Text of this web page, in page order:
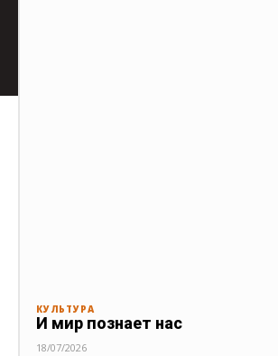
КУЛЬТУРА
И мир познает нас
18/07/2026